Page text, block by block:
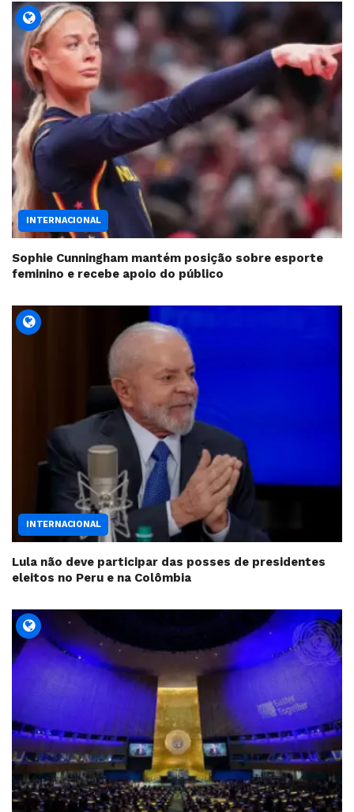
INTERNACIONAL
Sophie Cunningham mantém posição sobre esporte
feminino e recebe apoio do público
INTERNACIONAL
Lula não deve participar das posses de presidentes
eleitos no Peru e na Colômbia